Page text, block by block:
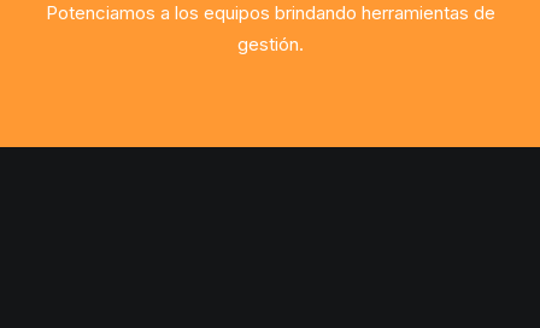
Potenciamos a los equipos brindando herramientas de
gestión.